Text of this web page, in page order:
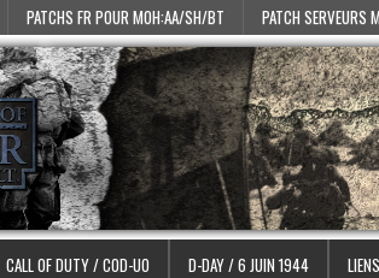
PATCHS FR POUR MOH:AA/SH/BT PATCH SERVEURS
CALL OF DUTY / COD-UO D-DAY / 6 JUIN 1944 LIENS